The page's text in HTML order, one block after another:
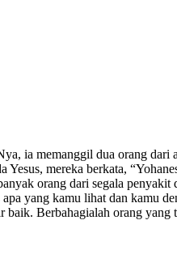
ia memanggil dua orang
mereka berkata,
orang dari segala
yang kamu lihat dan kamu
baik. Berbahagialah orang